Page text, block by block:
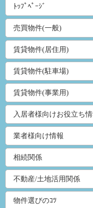
ﾄｯﾌﾟﾍﾟｰｼﾞ
売買物件(一般)
賃貸物件(居住用)
賃貸物件(駐車場)
賃貸物件(事業用)
入居者様向けお役立ち
業者様向け情報
相続関係
不動産/土地活用関係
物件選びのｺﾂ